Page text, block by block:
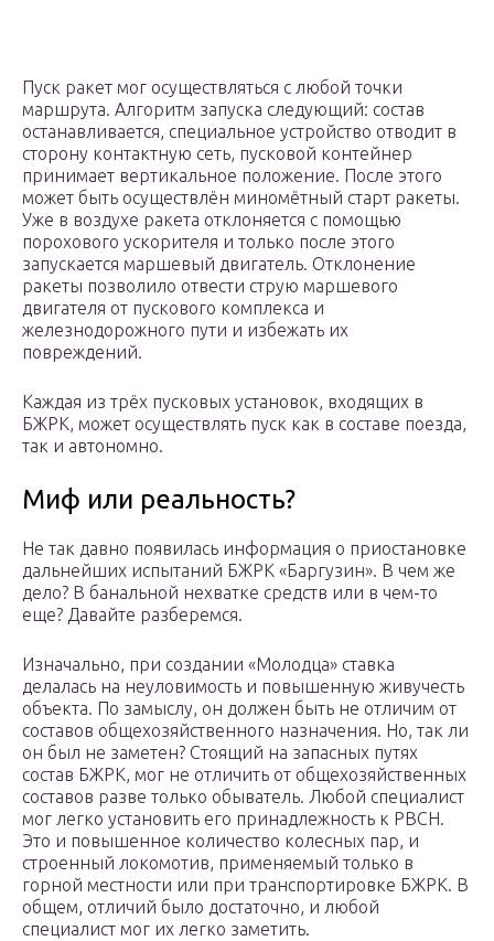
Пуск ракет мог осуществляться с любой точки
маршрута. Алгоритм запуска следующий: состав
останавливается, специальное устройство отводит в
сторону контактную сеть, пусковой контейнер
принимает вертикальное положение. После этого
может быть осуществлён миномётный старт ракеты.
Уже в воздухе ракета отклоняется с помощью
порохового ускорителя и только после этого
запускается маршевый двигатель. Отклонение
ракеты позволило отвести струю маршевого
двигателя от пускового комплекса и
железнодорожного пути и избежать их
повреждений.
Каждая из трёх пусковых установок, входящих в
БЖРК, может осуществлять пуск как в составе поезда,
так и автономно.
Миф или реальность?
Не так давно появилась информация о приостановке
дальнейших испытаний БЖРК «Баргузин». В чем же
дело? В банальной нехватке средств или в чем-то
еще? Давайте разберемся.
Изначально, при создании «Молодца» ставка
делалась на неуловимость и повышенную живучесть
объекта. По замыслу, он должен быть не отличим от
составов общехозяйственного назначения. Но, так ли
он был не заметен? Стоящий на запасных путях
состав БЖРК, мог не отличить от общехозяйственных
составов разве только обыватель. Любой специалист
мог легко установить его принадлежность к РВСН.
Это и повышенное количество колесных пар, и
строенный локомотив, применяемый только в
горной местности или при транспортировке БЖРК. В
общем, отличий было достаточно, и любой
специалист мог их легко заметить.